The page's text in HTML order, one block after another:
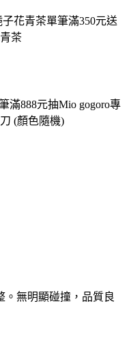
花青茶單筆滿350元送
茶
滿888元抽Mio gogoro專
(顏色隨機)
。無明顯碰撞，品質良